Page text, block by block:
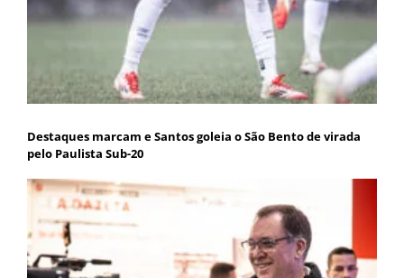
Destaques marcam e Santos goleia o São Bento de virada
pelo Paulista Sub-20